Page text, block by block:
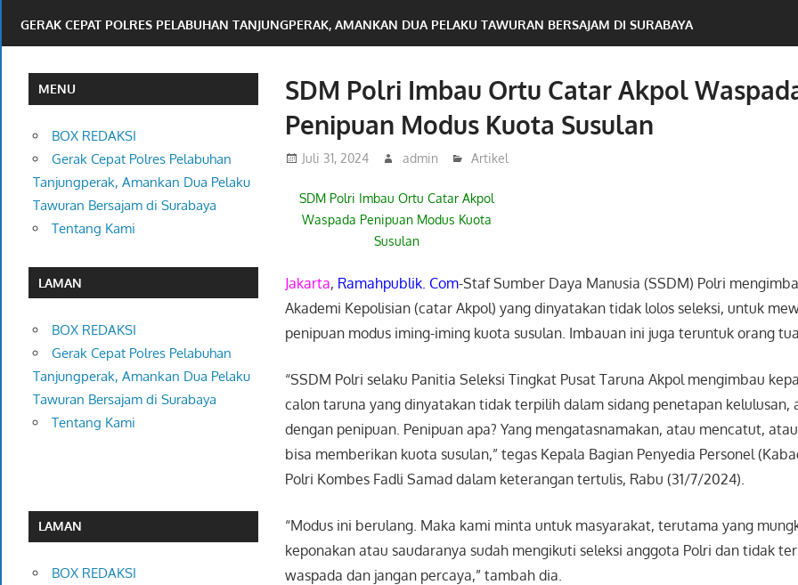
GERAK CEPAT POLRES PELABUHAN TANJUNGPERAK, AMANKAN DUA PELAKU TAWURAN BERSAJAM DI SURABAYA
SDM Polri Imbau Ortu Catar Akpol
Penipuan Modus Kuota Susulan
Juli 31, 2024 admin Artikel
SDM Polri Imbau Ortu Catar Akpol
Waspada Penipuan Modus Kuota
Susulan
Jakarta, Ramahpublik. Com-Staf Sumber Daya Manusia (SSDM) Polri
Akademi Kepolisian (catar Akpol) yang dinyatakan tidak lolos seleksi, untuk
penipuan modus iming-iming kuota susulan. Imbauan ini juga teruntuk orang
“SSDM Polri selaku Panitia Seleksi Tingkat Pusat Taruna Akpol mengimbau
calon taruna yang dinyatakan tidak terpilih dalam sidang penetapan kelulusan,
dengan penipuan. Penipuan apa? Yang mengatasnamakan, atau mencatut,
bisa memberikan kuota susulan,” tegas Kepala Bagian Penyedia Personel
Polri Kombes Fadli Samad dalam keterangan tertulis, Rabu (31/7/2024).
“Modus ini berulang. Maka kami minta untuk masyarakat, terutama yang
keponakan atau saudaranya sudah mengikuti seleksi anggota Polri dan tidak
waspada dan jangan percaya,” tambah dia.
MENU
BOX REDAKSI
Gerak Cepat Polres Pelabuhan
Tanjungperak, Amankan Dua Pelaku
Tawuran Bersajam di Surabaya
Tentang Kami
LAMAN
BOX REDAKSI
Gerak Cepat Polres Pelabuhan
Tanjungperak, Amankan Dua Pelaku
Tawuran Bersajam di Surabaya
Tentang Kami
LAMAN
BOX REDAKSI